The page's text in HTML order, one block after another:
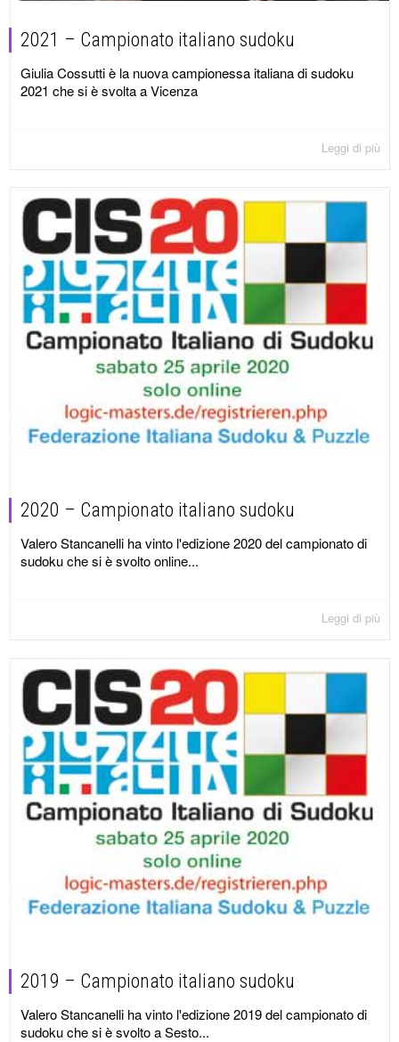
2021 – Campionato italiano sudoku
Giulia Cossutti è la nuova campionessa italiana di sudoku
2021 che si è svolta a Vicenza
Leggi di più
2020 – Campionato italiano sudoku
Valero Stancanelli ha vinto l'edizione 2020 del campionato di
sudoku che si è svolto online...
Leggi di più
2019 – Campionato italiano sudoku
Valero Stancanelli ha vinto l'edizione 2019 del campionato di
sudoku che si è svolto a Sesto...